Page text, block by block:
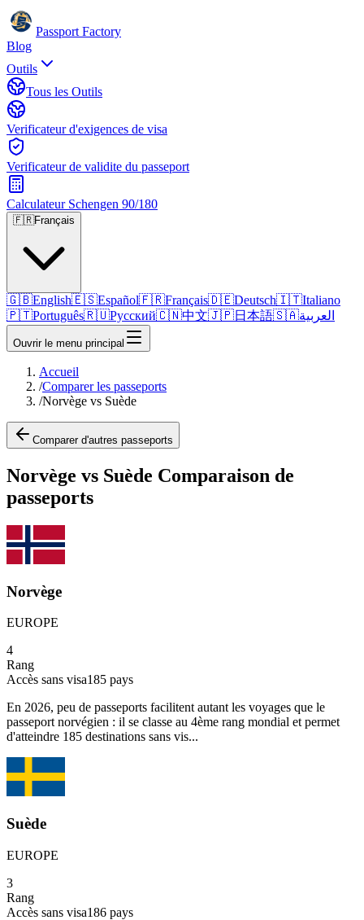
Passport Factory
Blog
Outils
Tous les Outils
Verificateur d'exigences de visa
Verificateur de validite du passeport
Calculateur Schengen 90/180
🇫🇷Français
🇬🇧English🇪🇸Español🇫🇷Français🇩🇪Deutsch🇮🇹Italiano
🇵🇹Português🇷🇺Русский🇨🇳中文🇯🇵日本語🇸🇦العربية
Ouvrir le menu principal
Accueil
/Comparer les passeports
/Norvège vs Suède
Comparer d'autres passeports
Norvège vs Suède Comparaison de
passeports
Norvège
EUROPE
4
Rang
Accès sans visa185 pays
En 2026, peu de passeports facilitent autant les voyages que le
passeport norvégien : il se classe au 4ème rang mondial et permet
d'atteindre 185 destinations sans vis...
Suède
EUROPE
3
Rang
Accès sans visa186 pays